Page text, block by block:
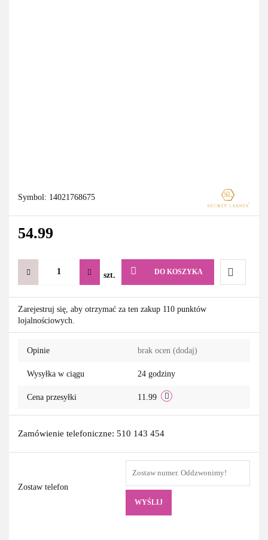
Symbol: 14021768675
54.99
szt. DO KOSZYKA
Do
Zarejestruj się, aby otrzymać za ten zakup 110 punktów
lojalnościowych.
Opinie brak ocen (dodaj)
Wysyłka w ciągu 24 godziny
Cena przesyłki 11.99
Zamówienie telefoniczne: 510 143 454
Zostaw telefon
WYŚLIJ